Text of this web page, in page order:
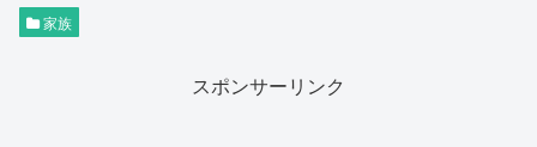
家族
スポンサーリンク